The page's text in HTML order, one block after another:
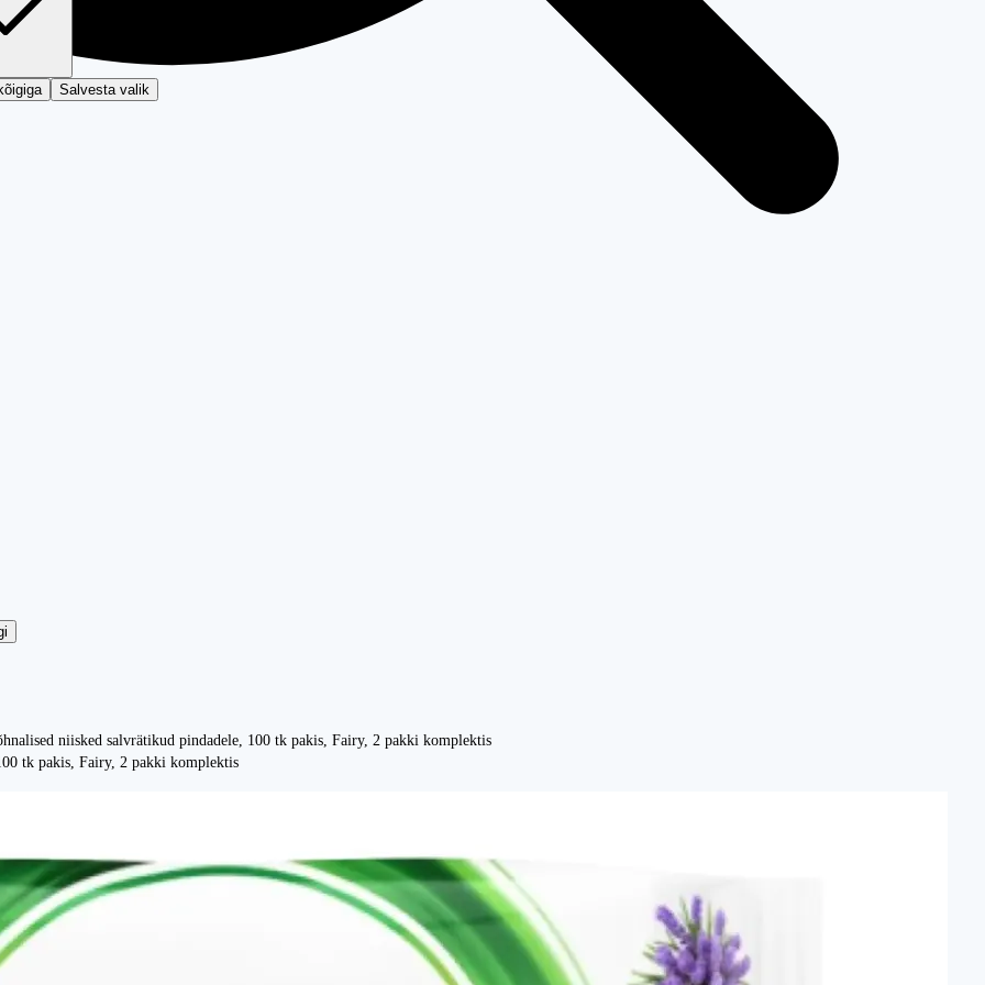
niisked salvrätikud pindadele, 100 tk pakis, Fairy, 2 pakki komplektis
tk pakis, Fairy, 2 pakki komplektis
Salvesta valik